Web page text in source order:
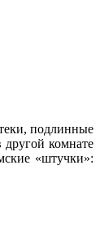
подлинные
комнате
«штучки»: